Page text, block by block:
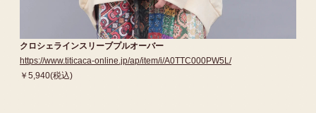
クロシェラインスリーブプルオーバー
https://www.titicaca-online.jp/ap/item/i/A0TTC000PW5L/
￥5,940(税込)